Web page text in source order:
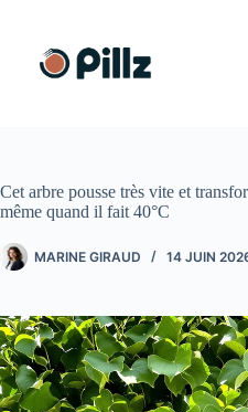
contenu
Cet arbre pousse très vite et
même quand il fait 40°C
MARINE GIRAUD 14 JUIN